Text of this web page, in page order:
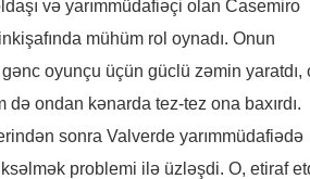
və yarımmüdafiəçi olan Casemiro
mühüm rol oynadı. Onun
oyunçu üçün güclü zəmin yaratdı,
də ondan kənarda tez-tez ona baxırdı.
sonra Valverde yarımmüdafiədə
problemi ilə üzləşdi. O, etiraf